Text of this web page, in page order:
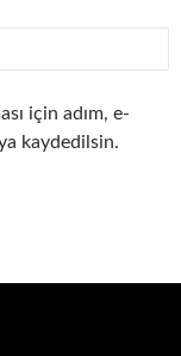
için adım, e-
kaydedilsin.